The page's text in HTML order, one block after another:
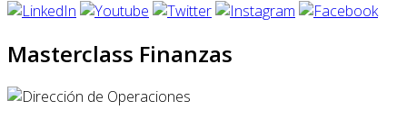
Masterclass Finanzas